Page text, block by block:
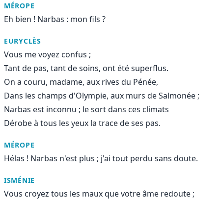
MÉROPE
Eh bien ! Narbas : mon fils ?
EURYCLÈS
Vous me voyez confus ;
Tant de pas, tant de soins, ont été superflus.
On a couru, madame, aux rives du Pénée,
Dans les champs d'Olympie, aux murs de Salmonée ;
Narbas est inconnu ; le sort dans ces climats
Dérobe à tous les yeux la trace de ses pas.
MÉROPE
Hélas ! Narbas n'est plus ; j'ai tout perdu sans doute.
ISMÉNIE
Vous croyez tous les maux que votre âme redoute ;